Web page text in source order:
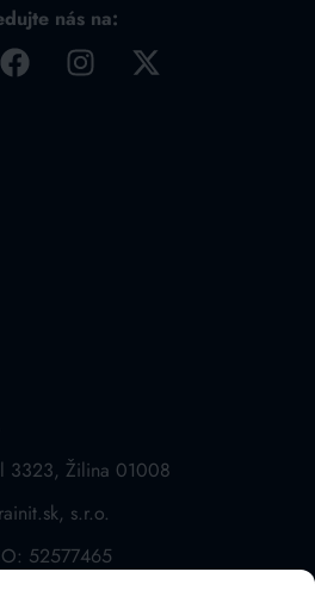
nás na:
3323, Žilina 01008
s.r.o.
52577465